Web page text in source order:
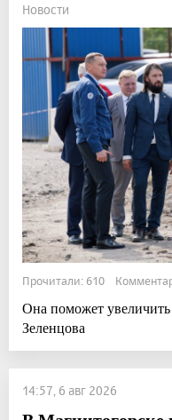
Новости
Прочитали: 610
Она поможет
Зеленцова
14:57, 6 авг 2026